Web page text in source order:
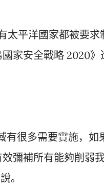
太平洋國家都被要
家安全戰略 2020
有很多需要實施，
彌補所有能夠削弱
。